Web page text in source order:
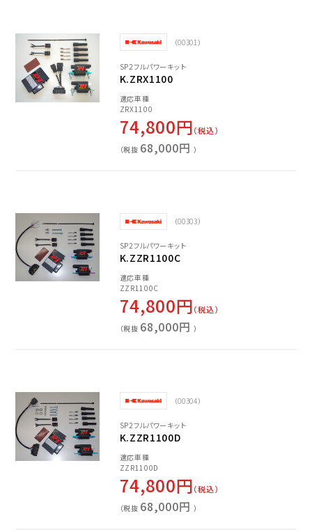
（00301）
SP2フルパワーキット
K.ZRX1100
適応車種
ZRX1100
74,800円（税込）
（税抜 68,000円 ）
（00303）
SP2フルパワーキット
K.ZZR1100C
適応車種
ZZR1100C
74,800円（税込）
（税抜 68,000円 ）
（00304）
SP2フルパワーキット
K.ZZR1100D
適応車種
ZZR1100D
74,800円（税込）
（税抜 68,000円 ）